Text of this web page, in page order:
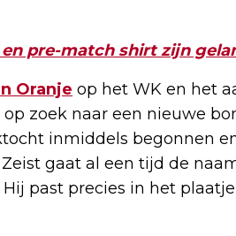
pre-match shirt zijn
Oranje op het WK en het
zoek naar een nieuwe
inmiddels begonnen
gaat al een tijd de
past precies in het